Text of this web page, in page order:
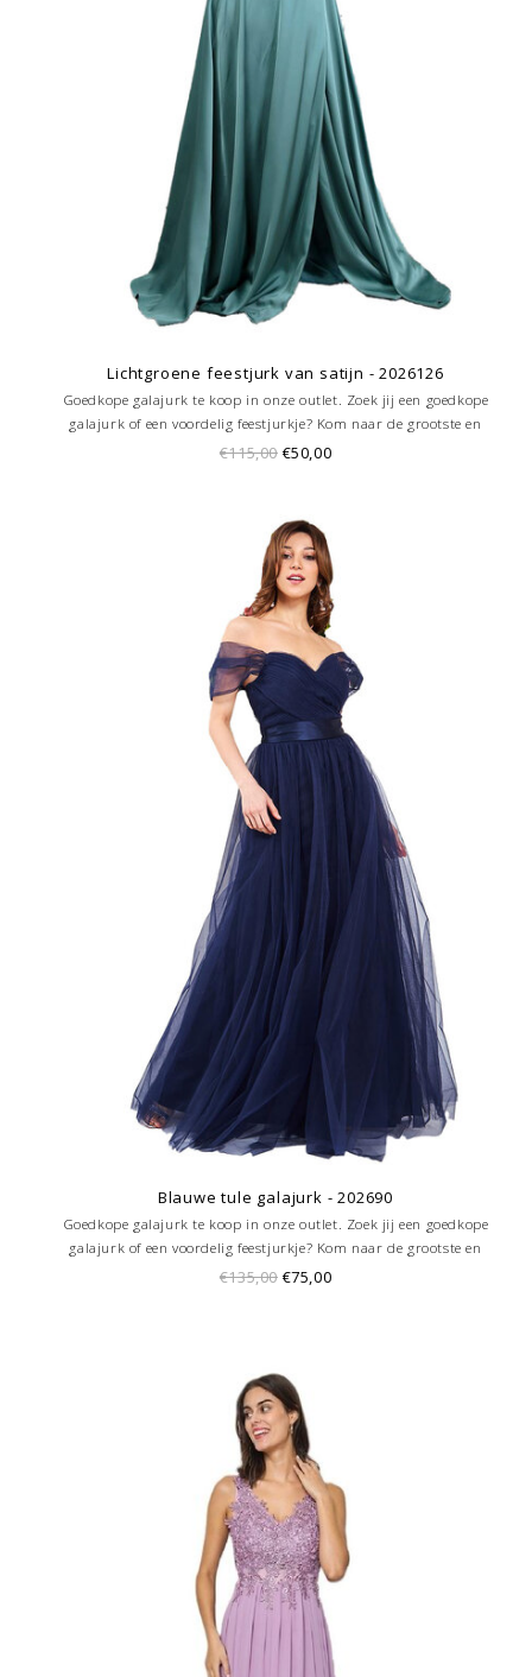
Lichtgroene feestjurk van satijn - 2026126
Goedkope galajurk te koop in onze outlet. Zoek jij een goedkope
galajurk of een voordelig feestjurkje? Kom naar de grootste en
goedkoopste galajurken outlet in de regio Amersfoort. Altijd voordelig!
€115,00 €50,00
Blauwe tule galajurk - 202690
Goedkope galajurk te koop in onze outlet. Zoek jij een goedkope
galajurk of een voordelig feestjurkje? Kom naar de grootste en
goedkoopste galajurken outlet in de regio Amersfoort. Altijd voordelig!
€135,00 €75,00